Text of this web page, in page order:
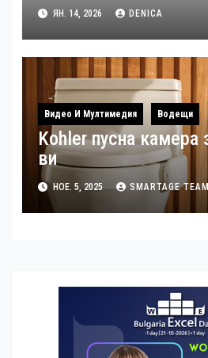
излъчвания по време
ЯН. 14, 2026 DENICA
Видео И Мултимедия Водещи
Kohler пусна камера
ви
НОЕ. 5, 2025 SMARTAGE TEAM